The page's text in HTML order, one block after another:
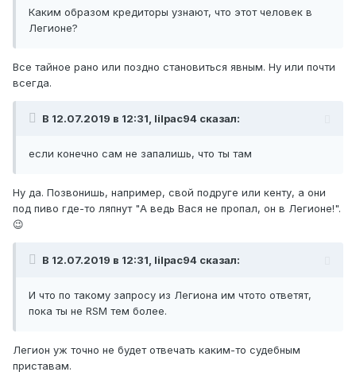
Каким образом кредиторы узнают, что этот человек в
Легионе?
Все тайное рано или поздно становиться явным. Ну или почти
всегда.
В 12.07.2019 в 12:31, lilpac94 сказал:
если конечно сам не запалишь, что ты там
Ну да. Позвонишь, например, свой подруге или кенту, а они
под пиво где-то ляпнут "А ведь Вася не пропал, он в Легионе!".
😉
В 12.07.2019 в 12:31, lilpac94 сказал:
И что по такому запросу из Легиона им чтото ответят,
пока ты не RSM тем более.
Легион уж точно не будет отвечать каким-то судебным
приставам.